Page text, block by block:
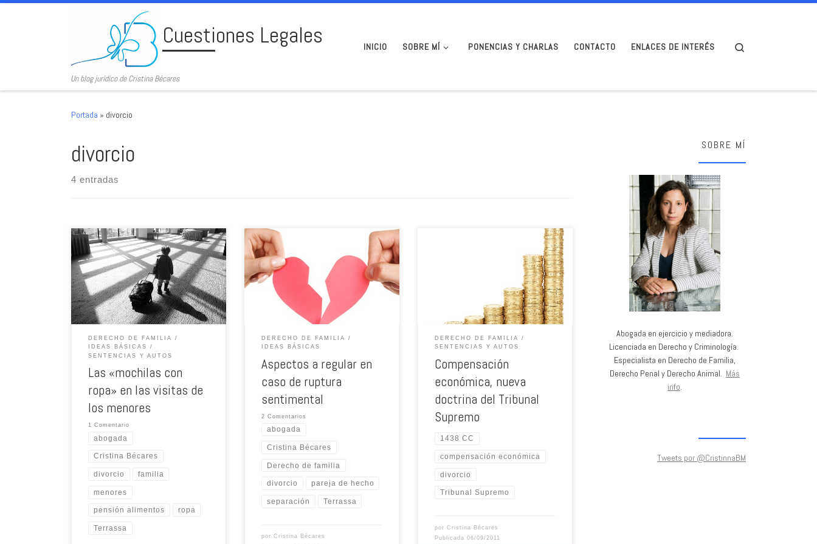
Cuestiones Legales
Un blog jurídico de Cristina Bécares
INICIO SOBRE MÍ PONENCIAS Y CHARLAS CONTACTO ENLACES DE INTERÉS
Portada » divorcio
divorcio
4 entradas
DERECHO DE FAMILIA
IDEAS BÁSICAS
SENTENCIAS Y AUTOS
Las «mochilas con
ropa» en las visitas de
los menores
1 Comentario
abogada
Cristina Bécares
divorcio familia
menores
pensión alimentos ropa
Terrassa
DERECHO DE FAMILIA
IDEAS BÁSICAS
Aspectos a regular en
caso de ruptura
sentimental
2 Comentarios
abogada
Cristina Bécares
Derecho de familia
divorcio pareja de hecho
separación Terrassa
porCristina Bécares
DERECHO DE FAMILIA
SENTENCIAS Y AUTOS
Compensación
económica, nueva
doctrina del Tribunal
Supremo
1438 CC
compensación económica
divorcio
Tribunal Supremo
porCristina Bécares
Publicada06/09/2011
SOBRE MÍ
Abogada en ejercicio y mediadora.
Licenciada en Derecho y Criminología.
Especialista en Derecho de Familia,
Derecho Penal y Derecho Animal. Más
info.
Tweets por @CristinnaBM